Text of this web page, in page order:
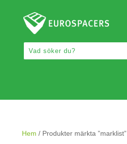
Hem / Produkter märkta ”marklist”